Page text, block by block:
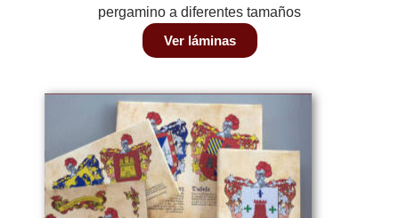
pergamino a diferentes tamaños
Ver láminas